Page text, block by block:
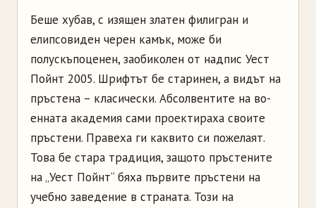
Беше хубав, с изящен златен филигран и
елипсовиден черен камък, може би
полускъпоценен, заобиколен от надпис Уест
Пойнт 2005. Шрифтът бе старинен, а видът на
пръстена – класически. Абсолвентите на во­
енната академия сами проектираха своите
пръстени. Правеха ги каквито си пожелаят.
Това бе стара традиция, защото пръстените
на „Уест Пойнт“ бяха първите пръстени на
учебно заведение в страната. Този на